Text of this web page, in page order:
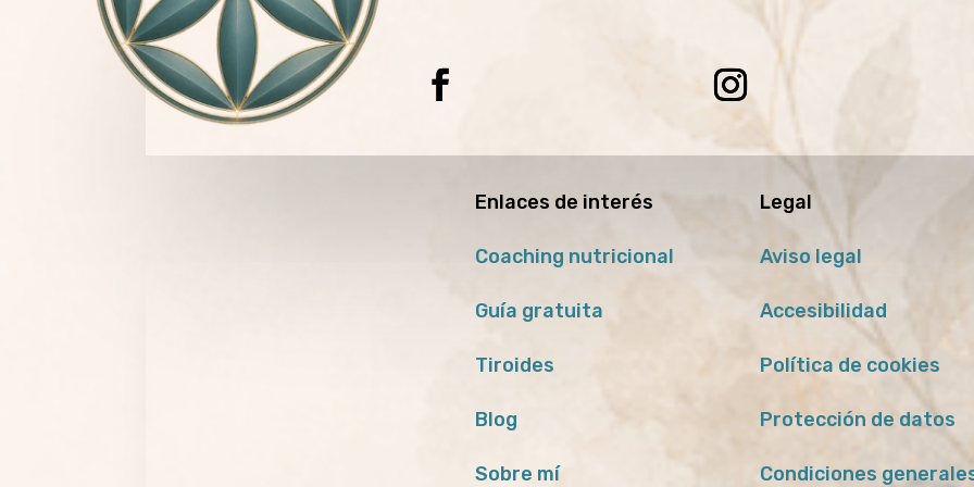
Enlaces de interés
Coaching nutricional
Guía gratuita
Tiroides
Blog
Sobre mí
Legal
Aviso legal
Accesibilidad
Política de cookies
Protección de datos
Condiciones